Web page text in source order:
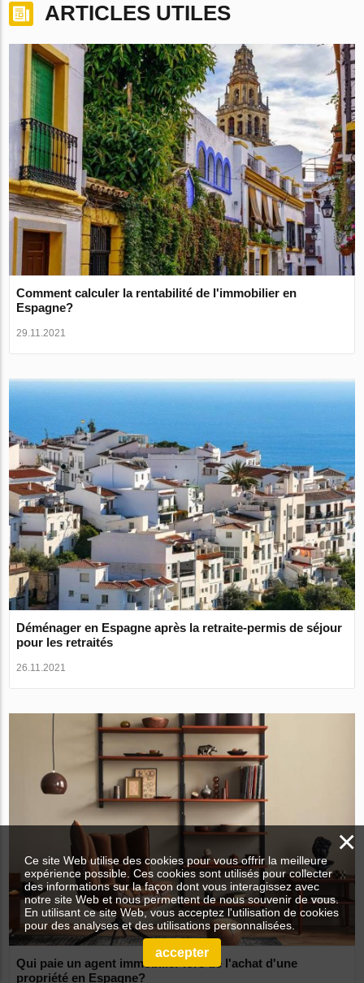
ARTICLES UTILES
Comment calculer la rentabilité de l'immobilier en
Espagne?
29.11.2021
Déménager en Espagne après la retraite-permis de séjour
pour les retraités
26.11.2021
Qui paie un agent immobilier lors de l'achat d'une
propriété en Espagne?
×
Ce site Web utilise des cookies pour vous offrir la meilleure
expérience possible. Ces cookies sont utilisés pour collecter
des informations sur la façon dont vous interagissez avec
notre site Web et nous permettent de nous souvenir de vous.
En utilisant ce site Web, vous acceptez l'utilisation de cookies
pour des analyses et des utilisations personnalisées.
accepter